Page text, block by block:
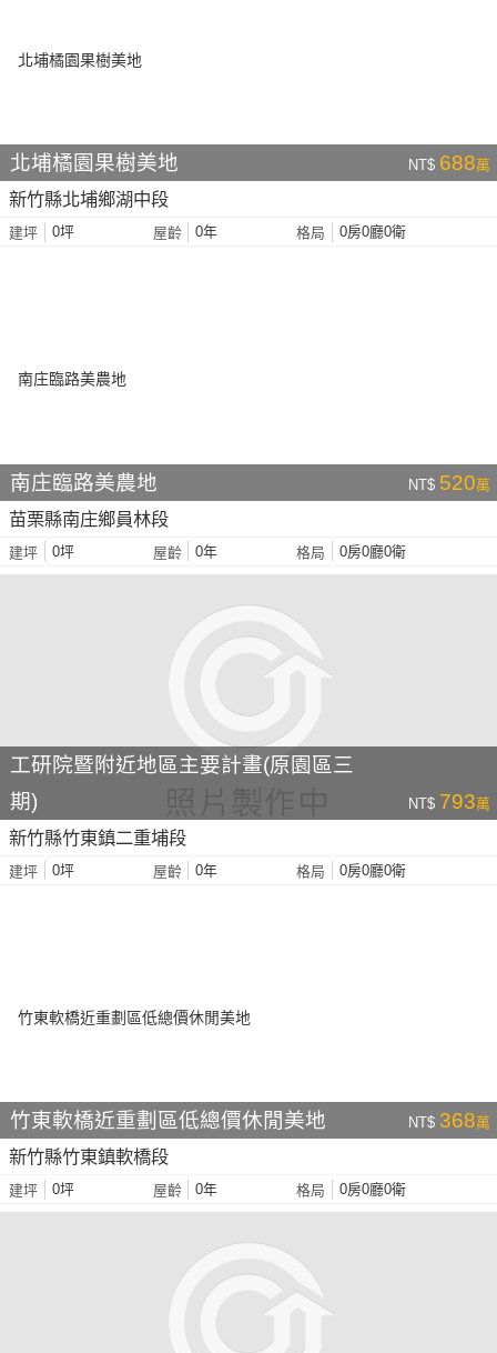
北埔橘園果樹美地 NT$ 688萬
新竹縣北埔鄉湖中段
建坪 0坪 屋齡 0年 格局 0房0廳0衛
南庄臨路美農地 NT$ 520萬
苗栗縣南庄鄉員林段
建坪 0坪 屋齡 0年 格局 0房0廳0衛
工研院暨附近地區主要計畫(原園區三
期)
NT$ 793萬
新竹縣竹東鎮二重埔段
建坪 0坪 屋齡 0年 格局 0房0廳0衛
竹東軟橋近重劃區低總價休閒美地 NT$ 368萬
新竹縣竹東鎮軟橋段
建坪 0坪 屋齡 0年 格局 0房0廳0衛